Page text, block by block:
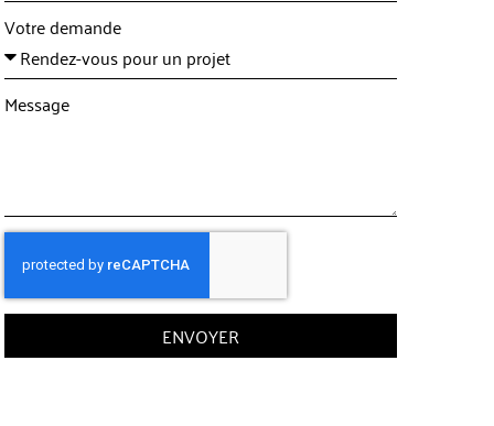
Votre demande
Message
ENVOYER